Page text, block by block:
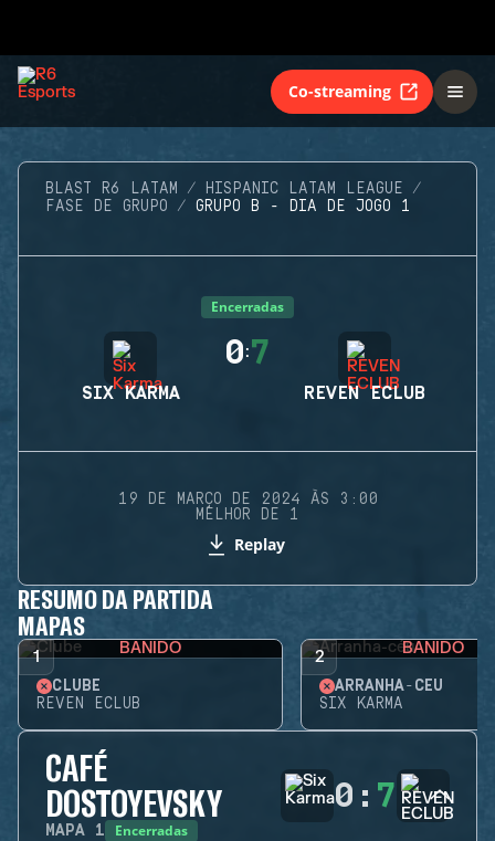
Co-streaming
BLAST R6 LATAM
HISPANIC LATAM LEAGUE
FASE DE GRUPO
GRUPO B - DIA DE JOGO 1
Encerradas
SIX KARMA
0:7
REVEN ECLUB
19 DE MARÇO DE 2024 ÀS 3:00
MELHOR DE 1
Replay
RESUMO DA PARTIDA
MAPAS
1 BANIDO
CLUBE
REVEN ECLUB
2 BANIDO
ARRANHA-CÉU
SIX KARMA
CAFÉ
DOSTOYEVSKY
MAPA 1 Encerradas
0 : 7